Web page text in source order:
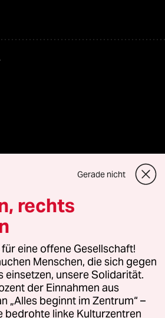
Vertriebs GmbH
rechtlichen Fragen oder für Genehmigungen
Kommune-Richtlinien
Gerade nicht
rechts
eine offene Gesellschaft!
Menschen, die sich gegen
einsetzen, unsere Solidarität.
der Einnahmen aus
„Alles beginnt im Zentrum“ –
bedrohte linke Kulturzentren